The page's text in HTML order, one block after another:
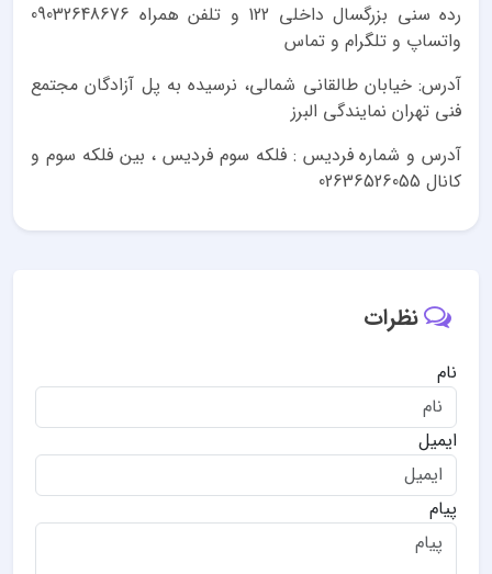
رده سنی بزرگسال داخلی 122 و تلفن همراه 09032648676
واتساپ و تلگرام و تماس
آدرس: خیابان طالقانی شمالی، نرسیده به پل آزادگان مجتمع
فنی تهران نمایندگی البرز
آدرس و شماره فردیس : فلکه سوم فردیس ، بین فلکه سوم و
کانال 02636526055
نظرات
نام
ایمیل
پیام